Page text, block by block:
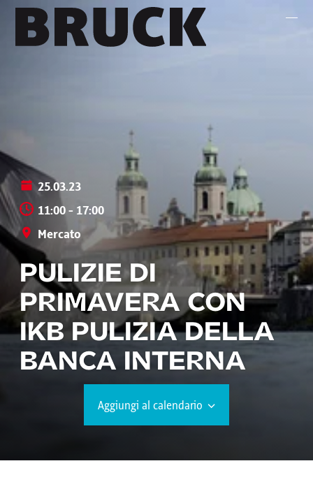
Mo. – Fr.: 9:00 – 17:00 Uhr
25.03.23
11:00 - 17:00
Mercato
PULIZIE DI
PRIMAVERA CON
IKB PULIZIA DELLA
BANCA INTERNA
Aggiungi al calendario